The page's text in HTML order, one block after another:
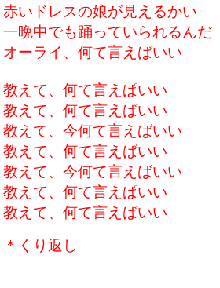
赤いドレスの娘が見えるかい
一晩中でも踊っていられるんだ
オーライ、何て言えばいい
教えて、何て言えぱいい
教えて、何て言えばいい
教えて、今何て言えばいい
教えて、何て言えばいい
教えて、今何て言えばいい
教えて、何て言えぱいい
教えて、何て言えばいい
＊くり返し